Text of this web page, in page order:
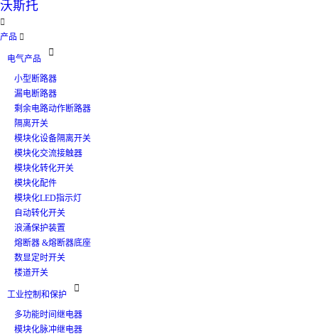
沃斯托

产品 
电气产品

小型断路器
漏电断路器
剩余电路动作断路器
隔离开关
模块化设备隔离开关
模块化交流接触器
模块化转化开关
模块化配件
模块化LED指示灯
自动转化开关
浪涌保护装置
熔断器 &熔断器底座
数显定时开关
楼道开关
工业控制和保护

多功能时间继电器
模块化脉冲继电器